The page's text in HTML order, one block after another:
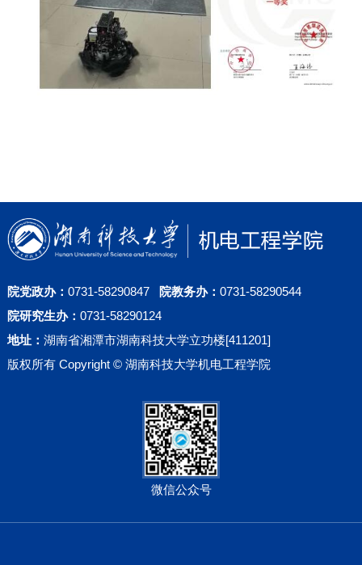
院党政办： 0731-58290847 院教务办： 0731-58290544
院研究生办： 0731-58290124
地址： 湖南省湘潭市湖南科技大学立功楼[411201]
版权所有 Copyright © 湖南科技大学机电工程学院
微信公众号